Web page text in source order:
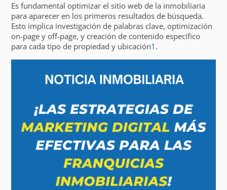
Es fundamental optimizar el sitio web de la inmobiliaria
para aparecer en los primeros resultados de búsqueda.
Esto implica investigación de palabras clave, optimización
on-page y off-page, y creación de contenido específico
para cada tipo de propiedad y ubicación1 .